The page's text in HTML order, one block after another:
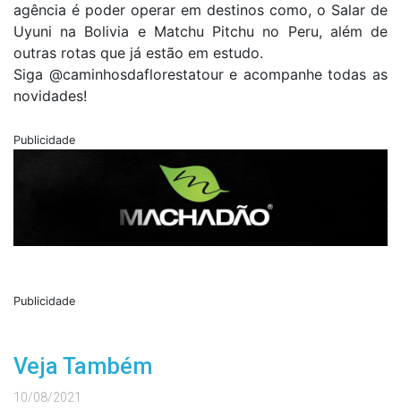
agência é poder operar em destinos como, o Salar de
Uyuni na Bolivia e Matchu Pitchu no Peru, além de
outras rotas que já estão em estudo.
Siga @caminhosdaflorestatour e acompanhe todas as
novidades!
Publicidade
Publicidade
Veja Também
10/08/2021